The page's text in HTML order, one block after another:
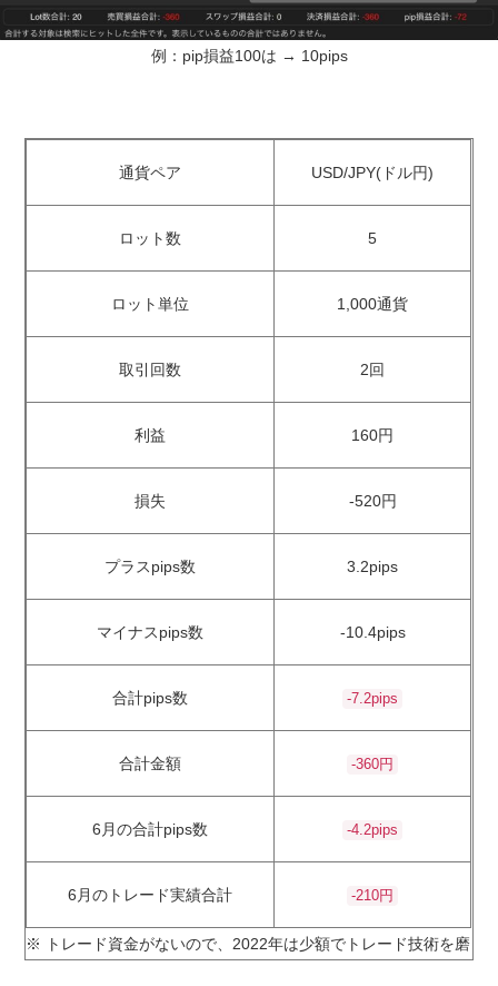
例：pip損益100は → 10pips
通貨ペア USD/JPY(ドル円)
ロット数 5
ロット単位 1,000通貨
取引回数 2回
利益 160円
損失 -520円
プラスpips数 3.2pips
マイナスpips数 -10.4pips
合計pips数 -7.2pips
合計金額 -360円
6月の合計pips数 -4.2pips
6月のトレード実績合計 -210円
※ トレード資金がないので、2022年は少額でトレード技術を磨き